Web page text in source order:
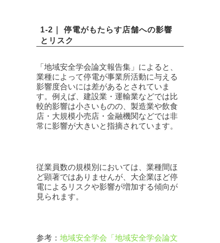
1-2｜ 停電がもたらす店舗への影響
とリスク
「地域安全学会論文報告集」によると、
業種によって停電が事業所活動に与える
影響度合いには差があるとされていま
す。例えば、建設業・運輸業などでは比
較的影響は小さいものの、製造業や飲食
店・大規模小売店・金融機関などでは非
常に影響が大きいと指摘されています。
従業員数の規模別においては、業種間ほ
ど顕著ではありませんが、大企業ほど停
電によるリスクや影響が増加する傾向が
見られます。
参考： 地域安全学会「地域安全学会論文